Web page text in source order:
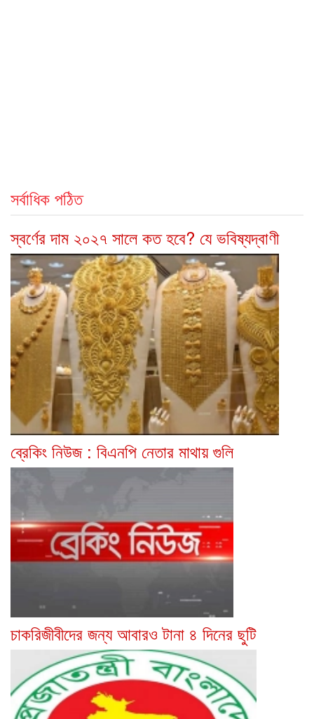
সর্বাধিক পঠিত
স্বর্ণের দাম ২০২৭ সালে কত হবে? যে ভবিষ্যদ্বাণী
ব্রেকিং নিউজ : বিএনপি নেতার মাথায় গুলি
চাকরিজীবীদের জন্য আবারও টানা ৪ দিনের ছুটি